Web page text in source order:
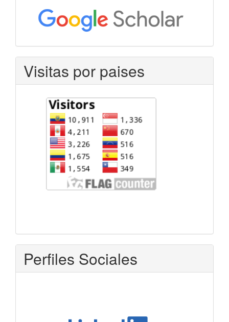
Visitas por paises
Perfiles Sociales